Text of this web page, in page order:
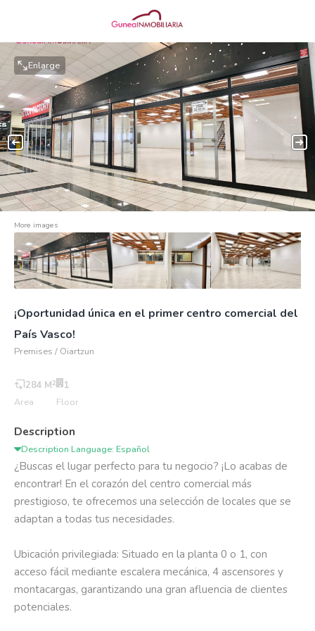
Enlarge
More images
¡Oportunidad única en el primer centro comercial del
País Vasco!
Premises / Oiartzun
284 M2
Area
1
Floor
Description
Description Language: Español
¿Buscas el lugar perfecto para tu negocio? ¡Lo acabas de
encontrar! En el corazón del centro comercial más
prestigioso, te ofrecemos una selección de locales que se
adaptan a todas tus necesidades.
Ubicación privilegiada: Situado en la planta 0 o 1, con
acceso fácil mediante escalera mecánica, 4 ascensores y
montacargas, garantizando una gran afluencia de clientes
potenciales.